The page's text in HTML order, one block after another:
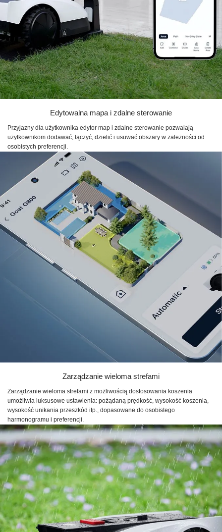
Edytowalna mapa i zdalne sterowanie
Przyjazny dla użytkownika edytor map i zdalne sterowanie pozwalają
użytkownikom dodawać, łączyć, dzielić i usuwać obszary w zależności od
osobistych preferencji.
Zarządzanie wieloma strefami
Zarządzanie wieloma strefami z możliwością dostosowania koszenia
umożliwia luksusowe ustawienia: pożądaną prędkość, wysokość koszenia,
wysokość unikania przeszkód itp., dopasowane do osobistego
harmonogramu i preferencji.